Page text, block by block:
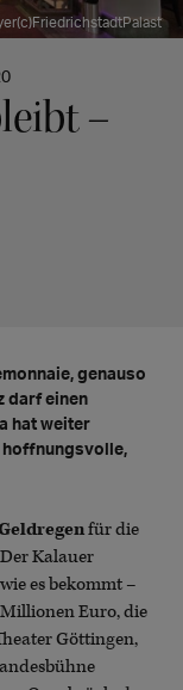
–
genauso
darf einen
hat weiter
hoffnungsvolle,
für die
Kalauer
es bekommt –
Euro, die
Göttingen,